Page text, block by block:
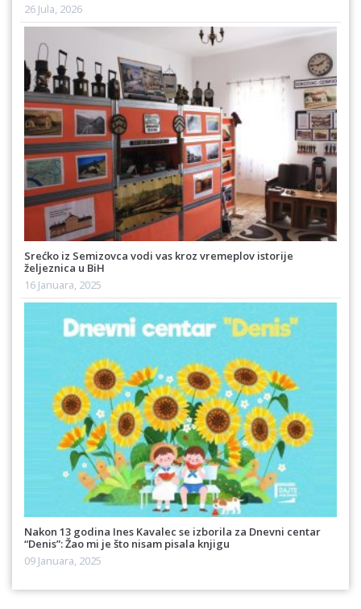
26 Jula, 2026
Srećko iz Semizovca vodi vas kroz vremeplov istorije
željeznica u BiH
16 Januara, 2025
Nakon 13 godina Ines Kavalec se izborila za Dnevni centar
“Denis”: Žao mi je što nisam pisala knjigu
09 Januara, 2025